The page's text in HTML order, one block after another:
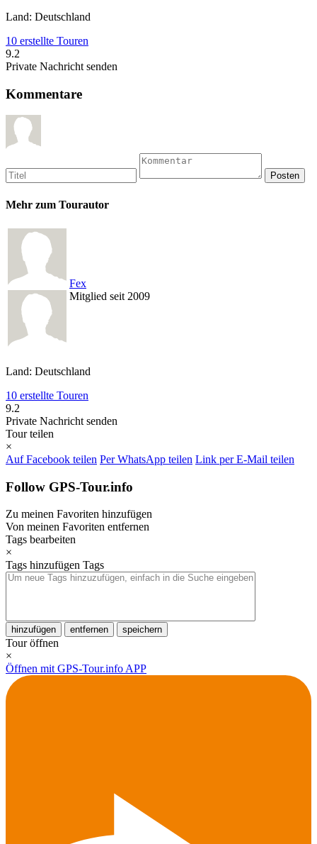
Land: Deutschland
10 erstellte Touren
9.2
Private Nachricht senden
Kommentare
Mehr zum Tourautor
Fex
Mitglied seit 2009
Land: Deutschland
10 erstellte Touren
9.2
Private Nachricht senden
Tour teilen
×
Auf Facebook teilen Per WhatsApp teilen Link per E-Mail teilen
Follow GPS-Tour.info
Zu meinen Favoriten hinzufügen
Von meinen Favoriten entfernen
Tags bearbeiten
×
Tags hinzufügen Tags
hinzufügen entfernen speichern
Tour öffnen
×
Öffnen mit GPS-Tour.info APP